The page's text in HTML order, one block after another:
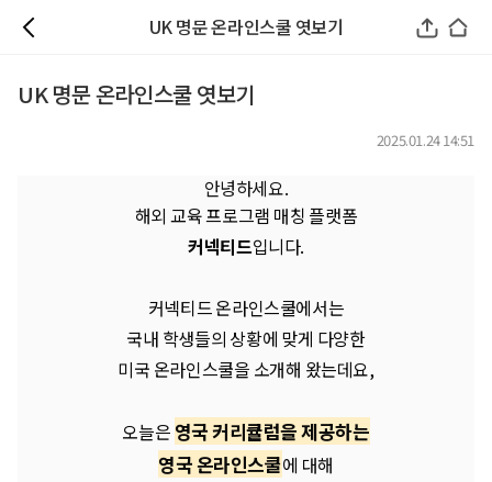
UK 명문 온라인스쿨 엿보기
UK 명문 온라인스쿨 엿보기
2025.01.24 14:51
안녕하세요.
해외 교육 프로그램 매칭 플랫폼
커넥티드입니다.
커넥티드 온라인스쿨에서는
국내 학생들의 상황에 맞게 다양한
미국 온라인스쿨을 소개해 왔는데요,
오늘은 영국 커리큘럼을 제공하는
영국 온라인스쿨에 대해